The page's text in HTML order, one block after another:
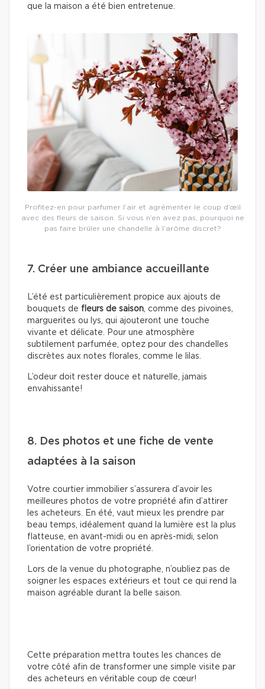
que la maison a été bien entretenue.
Profitez-en pour parfumer l’air et agrémenter le coup d’œil
avec des fleurs de saison. Si vous n’en avez pas, pourquoi ne
pas faire brûler une chandelle à l’arôme discret?
7. Créer une ambiance accueillante
L’été est particulièrement propice aux ajouts de
bouquets de fleurs de saison, comme des pivoines,
marguerites ou lys, qui ajouteront une touche
vivante et délicate. Pour une atmosphère
subtilement parfumée, optez pour des chandelles
discrètes aux notes florales, comme le lilas.
L’odeur doit rester douce et naturelle, jamais
envahissante!
8. Des photos et une fiche de vente
adaptées à la saison
Votre courtier immobilier s’assurera d’avoir les
meilleures photos de votre propriété afin d’attirer
les acheteurs. En été, vaut mieux les prendre par
beau temps, idéalement quand la lumière est la plus
flatteuse, en avant-midi ou en après-midi, selon
l’orientation de votre propriété.
Lors de la venue du photographe, n’oubliez pas de
soigner les espaces extérieurs et tout ce qui rend la
maison agréable durant la belle saison.
Cette préparation mettra toutes les chances de
votre côté afin de transformer une simple visite par
des acheteurs en véritable coup de cœur!